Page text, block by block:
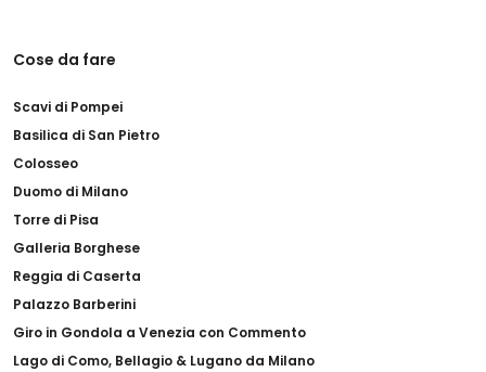
Cose da fare
Scavi di Pompei
Basilica di San Pietro
Colosseo
Duomo di Milano
Torre di Pisa
Galleria Borghese
Reggia di Caserta
Palazzo Barberini
Giro in Gondola a Venezia con Commento
Lago di Como, Bellagio & Lugano da Milano